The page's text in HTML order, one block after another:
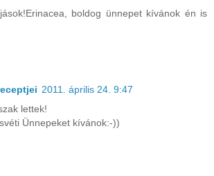
boldog ünnepet kívánok én is
2011. április 24. 9:47
lettek!
Ünnepeket kívánok:-))